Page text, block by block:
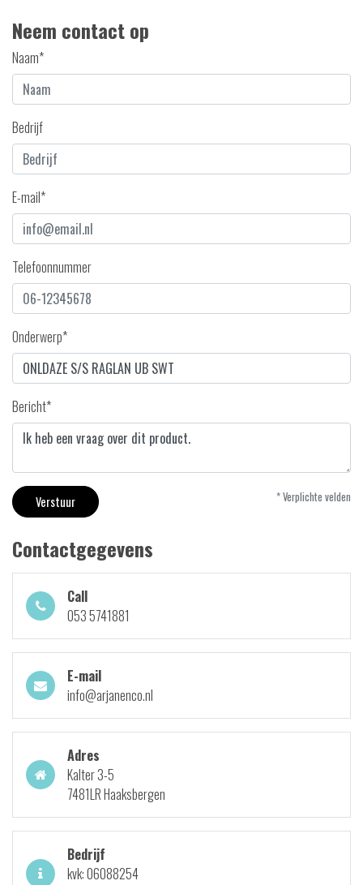
Neem contact op
Naam*
Bedrijf
E-mail*
Telefoonnummer
Onderwerp*
Bericht*
Verstuur * Verplichte velden
Contactgegevens
Call
053 5741881
E-mail
info@arjanenco.nl
Adres
Kalter 3-5
7481LR Haaksbergen
Bedrijf
kvk: 06088254